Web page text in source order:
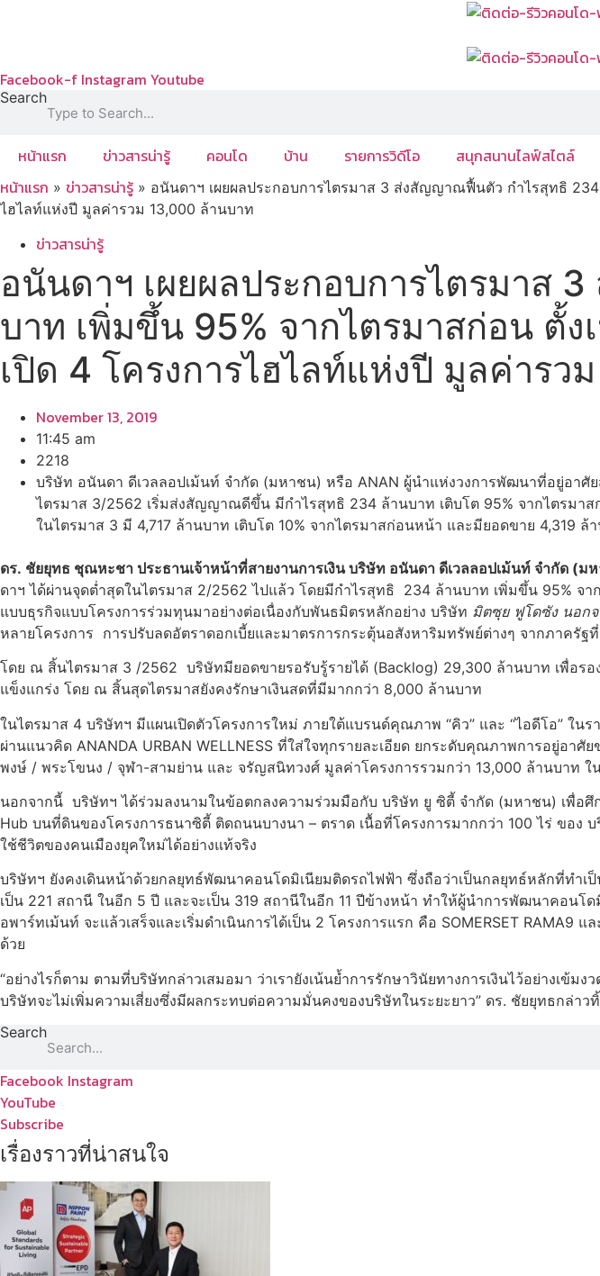
Facebook-f Instagram Youtube
Search
หน้าแรก ข่าวสารน่ารู้ คอนโด บ้าน รายการวิดีโอ สนุกสนานไลฟ์สไตล์
หน้าแรก » ข่าวสารน่ารู้ » อนันดาฯ เผยผลประกอบการไตรมาส 3 ส่งสัญญาณฟื้นตัว กำไรสุทธิ
ไฮไลท์แห่งปี มูลค่ารวม 13,000 ล้านบาท
ข่าวสารน่ารู้
อนันดาฯ เผยผลประกอบการไตรมา
บาท เพิ่มขึ้น 95% จากไตรมาสก่อน ตั้
เปิด 4 โครงการไฮไลท์แห่งปี มูลค่ารว
November 13, 2019
11:45 am
2218
บริษัท อนันดา ดีเวลลอปเม้นท์ จำกัด (มหาชน) หรือ ANAN ผู้นำแห่งวงการพัฒนาที่อยู่อาศั
ไตรมาส 3/2562 เริ่มส่งสัญญาณดีขึ้น มีกำไรสุทธิ 234 ล้านบาท เติบโต 95% จากไตรมา
ในไตรมาส 3 มี 4,717 ล้านบาท เติบโต 10% จากไตรมาสก่อนหน้า และมียอดขาย 4,319
ดร. ชัยยุทธ ชุณหะชา ประธานเจ้าหน้าที่สายงานการเงิน บริษัท อนันดา ดีเวลลอปเม้นท์ จำกัด (ม
ดาฯ ได้ผ่านจุดต่ำสุดในไตรมาส 2/2562 ไปแล้ว โดยมีกำไรสุทธิ 234 ล้านบาท เพิ่มขึ้น 95%
แบบธุรกิจแบบโครงการร่วมทุนมาอย่างต่อเนื่องกับพันธมิตรหลักอย่าง บริษัท มิตซุย ฟูโดซัง นอก
หลายโครงการ การปรับลดอัตราดอกเบี้ยและมาตรการกระตุ้นอสังหาริมทรัพย์ต่างๆ จากภาค
โดย ณ สิ้นไตรมาส 3 /2562 บริษัทมียอดขายรอรับรู้รายได้ (Backlog) 29,300 ล้านบาท เพื่อร
แข็งแกร่ง โดย ณ สิ้นสุดไตรมาสยังคงรักษาเงินสดที่มีมากกว่า 8,000 ล้านบาท
ในไตรมาส 4 บริษัทฯ มีแผนเปิดตัวโครงการใหม่ ภายใต้แบรนด์คุณภาพ “คิว” และ “ไอดีโอ”
ผ่านแนวคิด ANANDA URBAN WELLNESS ที่ใส่ใจทุกรายละเอียด ยกระดับคุณภาพการอยู่อ
พงษ์ / พระโขนง / จุฬา-สามย่าน และ จรัญสนิทวงศ์ มูลค่าโครงการรวมกว่า 13,000 ล้านบาท ใ
นอกจากนี้ บริษัทฯ ได้ร่วมลงนามในข้อตกลงความร่วมมือกับ บริษัท ยู ซิตี้ จำกัด (มหาชน) เพื่อ
Hub บนที่ดินของโครงการธนาซิตี้ ติดถนนบางนา – ตราด เนื้อที่โครงการมากกว่า 100 ไร่ ขอ
ใช้ชีวิตของคนเมืองยุคใหม่ได้อย่างแท้จริง
บริษัทฯ ยังคงเดินหน้าด้วยกลยุทธ์พัฒนาคอนโดมิเนียมติดรถไฟฟ้า ซึ่งถือว่าเป็นกลยุทธ์หลักที่ทำเ
เป็น 221 สถานี ในอีก 5 ปี และจะเป็น 319 สถานีในอีก 11 ปีข้างหน้า ทำให้ผู้นำการพัฒนาคอน
อพาร์ทเม้นท์ จะแล้วเสร็จและเริ่มดำเนินการได้เป็น 2 โครงการแรก คือ SOMERSET RAMA9
ด้วย
“อย่างไรก็ตาม ตามที่บริษัทกล่าวเสมอมา ว่าเรายังเน้นย้ำการรักษาวินัยทางการเงินไว้อย่างเข้
บริษัทจะไม่เพิ่มความเสี่ยงซึ่งมีผลกระทบต่อความมั่นคงของบริษัทในระยะยาว” ดร. ชัยยุทธกล่าว
Search
Facebook Instagram
YouTube
Subscribe
เรื่องราวที่น่าสนใจ